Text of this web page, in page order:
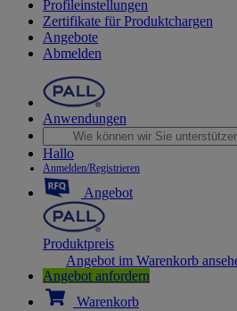
Profileinstellungen
Zertifikate für Produktchargen
Angebote
Abmelden
Anwendungen
Hallo
Anmelden/Registrieren
Angebot
Produktpreis
Angebot im Warenkorb
Angebot anfordern
Warenkorb